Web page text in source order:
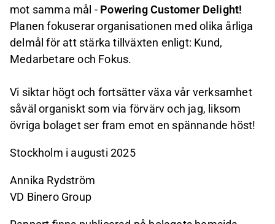
mot samma mål - Powering Customer Delight!
Planen fokuserar organisationen med olika årliga
delmål för att stärka tillväxten enligt: Kund,
Medarbetare och Fokus.
Vi siktar högt och fortsätter växa vår verksamhet
såväl organiskt som via förvärv och jag, liksom
övriga bolaget ser fram emot en spännande höst!
Stockholm i augusti 2025
Annika Rydström
VD Binero Group